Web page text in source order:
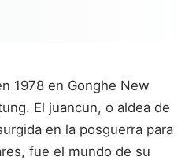
1978 en Gonghe New
El juancun, o aldea de
en la posguerra para
fue el mundo de su